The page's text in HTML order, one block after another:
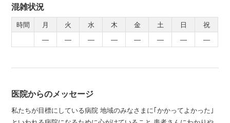
混雑状況
時間 月 火 水 木 金 土 日
祝
―
― ― ― ― ― ― ―
医院からのメッセージ
私たちが目標にしている病院 地域のみなさまに｢かかってよかった｣